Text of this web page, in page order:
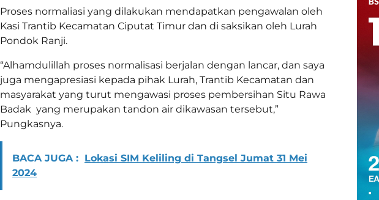
Proses normaliasi yang dilakukan mendapatkan pengawalan oleh
Kasi Trantib Kecamatan Ciputat Timur dan di saksikan oleh Lurah
Pondok Ranji.
“Alhamdulillah proses normalisasi berjalan dengan lancar, dan saya
juga mengapresiasi kepada pihak Lurah, Trantib Kecamatan dan
masyarakat yang turut mengawasi proses pembersihan Situ Rawa
Badak yang merupakan tandon air dikawasan tersebut,”
Pungkasnya.
BACA JUGA : Lokasi SIM Keliling di Tangsel Jumat 31 Mei
2024